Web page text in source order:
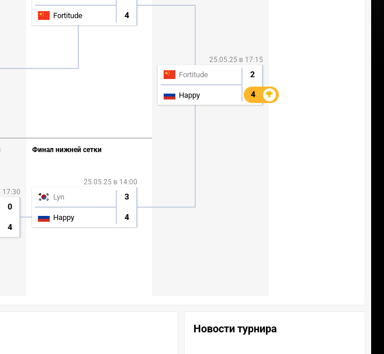
Fortitude 4
17:30
0
4
Финал нижней сетки
25.05.25 в 14:00
Lyn 3
Happy 4
25.05.25 в 17:15
Fortitude 2
Happy 4
4
Новости турнира